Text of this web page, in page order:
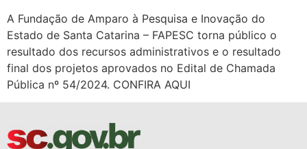
A Fundação de Amparo à Pesquisa e Inovação do
Estado de Santa Catarina – FAPESC torna público o
resultado dos recursos administrativos e o resultado
final dos projetos aprovados no Edital de Chamada
Pública nº 54/2024. CONFIRA AQUI